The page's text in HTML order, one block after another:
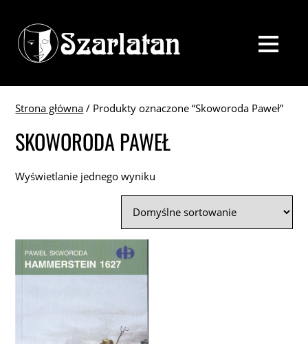
Strona główna / Produkty oznaczone “Skoworoda Paweł”
SKOWORODA PAWEŁ
Wyświetlanie jednego wyniku